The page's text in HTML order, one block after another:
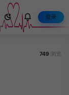
登录
749 浏览